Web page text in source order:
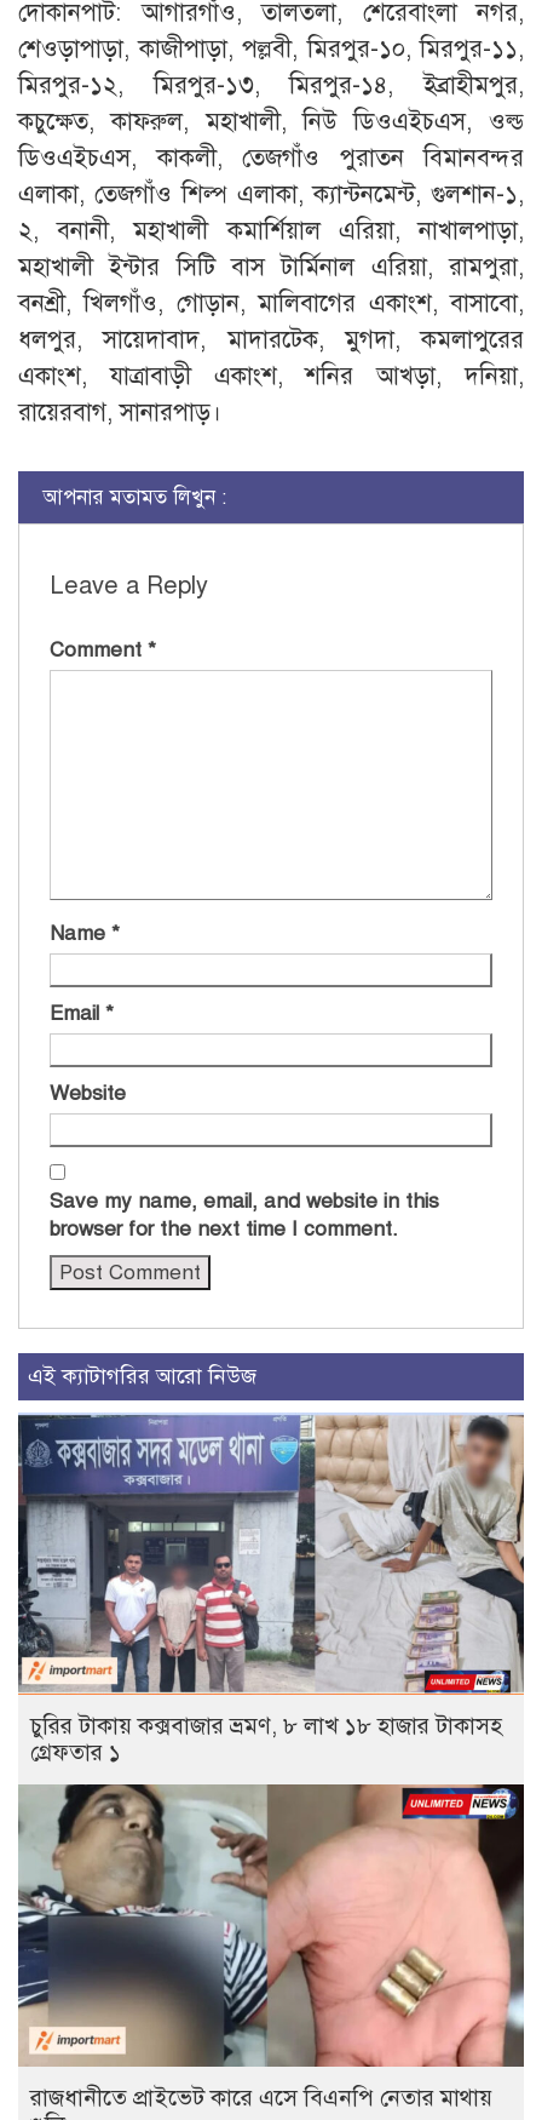
দোকানপাট: আগারগাঁও, তালতলা, শেরেবাংলা নগর,
শেওড়াপাড়া, কাজীপাড়া, পল্লবী, মিরপুর-১০, মিরপুর-১১,
মিরপুর-১২, মিরপুর-১৩, মিরপুর-১৪, ইব্রাহীমপুর,
কচুক্ষেত, কাফরুল, মহাখালী, নিউ ডিওএইচএস, ওল্ড
ডিওএইচএস, কাকলী, তেজগাঁও পুরাতন বিমানবন্দর
এলাকা, তেজগাঁও শিল্প এলাকা, ক্যান্টনমেন্ট, গুলশান-১,
২, বনানী, মহাখালী কমার্শিয়াল এরিয়া, নাখালপাড়া,
মহাখালী ইন্টার সিটি বাস টার্মিনাল এরিয়া, রামপুরা,
বনশ্রী, খিলগাঁও, গোড়ান, মালিবাগের একাংশ, বাসাবো,
ধলপুর, সায়েদাবাদ, মাদারটেক, মুগদা, কমলাপুরের
একাংশ, যাত্রাবাড়ী একাংশ, শনির আখড়া, দনিয়া,
রায়েরবাগ, সানারপাড়।
আপনার মতামত লিখুন :
Leave a Reply
Comment *
Name *
Email *
Website
Save my name, email, and website in this
browser for the next time I comment.
এই ক্যাটাগরির আরো নিউজ
চুরির টাকায় কক্সবাজার ভ্রমণ, ৮ লাখ ১৮ হাজার টাকাসহ
গ্রেফতার ১
রাজধানীতে প্রাইভেট কারে এসে বিএনপি নেতার মাথায়